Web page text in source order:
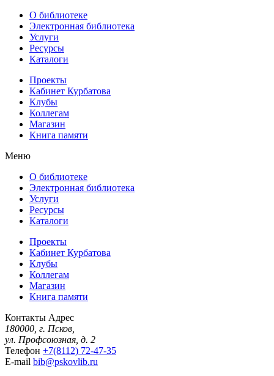
О библиотеке
Электронная библиотека
Услуги
Ресурсы
Каталоги
Проекты
Кабинет Курбатова
Клубы
Коллегам
Магазин
Книга памяти
Меню
О библиотеке
Электронная библиотека
Услуги
Ресурсы
Каталоги
Проекты
Кабинет Курбатова
Клубы
Коллегам
Магазин
Книга памяти
Контакты Адрес
180000, г. Псков,
ул. Профсоюзная, д. 2
Телефон +7(8112) 72-47-35
E-mail bib@pskovlib.ru